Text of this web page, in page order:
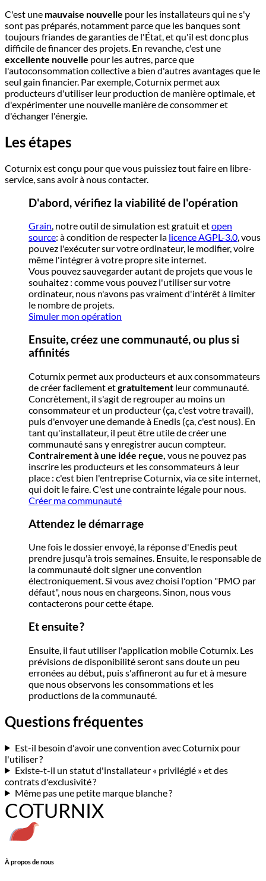
C'est une mauvaise nouvelle pour les installateurs qui ne s'y
sont pas préparés, notamment parce que les banques sont
toujours friandes de garanties de l'État, et qu'il est donc plus
difficile de financer des projets. En revanche, c'est une
excellente nouvelle pour les autres, parce que
l'autoconsommation collective a bien d'autres avantages que le
seul gain financier. Par exemple, Coturnix permet aux
producteurs d'utiliser leur production de manière optimale, et
d'expérimenter une nouvelle manière de consommer et
d'échanger l'énergie.
Les étapes
Coturnix est conçu pour que vous puissiez tout faire en libre-
service, sans avoir à nous contacter.
D'abord, vérifiez la viabilité de l'opération
Grain, notre outil de simulation est gratuit etopen
source: à condition de respecter la licence AGPL-3.0, vous
pouvez l'exécuter sur votre ordinateur, le modifier, voire
même l'intégrer à votre propre site internet.
Vous pouvez sauvegarder autant de projets que vous le
souhaitez : comme vous pouvez l'utiliser sur votre
ordinateur, nous n'avons pas vraiment d'intérêt à limiter
le nombre de projets.
Simuler mon opération
Ensuite, créez une communauté, ou plus si
affinités
Coturnix permet aux producteurs et aux consommateurs
de créer facilement etgratuitement leur communauté.
Concrètement, il s'agit de regrouper au moins un
consommateur et un producteur (ça, c'est votre travail),
puis d'envoyer une demande à Enedis (ça, c'est nous). En
tant qu'installateur, il peut être utile de créer une
communauté sans y enregistrer aucun compteur.
Contrairement à une idée reçue, vous ne pouvez pas
inscrire les producteurs et les consommateurs à leur
place : c'est bien l'entreprise Coturnix, via ce site internet,
qui doit le faire. C'est une contrainte légale pour nous.
Créer ma communauté
Attendez le démarrage
Une fois le dossier envoyé, la réponse d'Enedis peut
prendre jusqu'à trois semaines. Ensuite, le responsable de
la communauté doit signer une convention
électroniquement. Si vous avez choisi l'option "PMO par
défaut", nous nous en chargeons. Sinon, nous vous
contacterons pour cette étape.
Et ensuite ?
Ensuite, il faut utiliser l'application mobile Coturnix. Les
prévisions de disponibilité seront sans doute un peu
erronées au début, puis s'affineront au fur et à mesure
que nous observons les consommations et les
productions de la communauté.
Questions fréquentes
Est-il besoin d'avoir une convention avec Coturnix pour
l'utiliser ?
Existe-t-il un statut d'installateur « privilégié » et des
contrats d'exclusivité ?
Même pas une petite marque blanche ?
COTURNIX
À propos de nous